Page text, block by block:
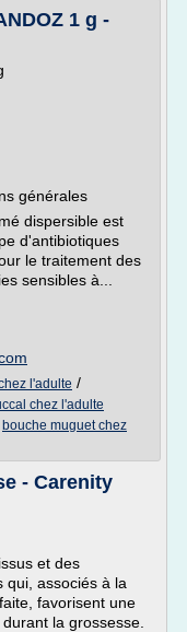
1 g -
générales
dispersible est
d'antibiotiques
le traitement des
sensibles à...
l'adulte /
chez l'adulte
bouche muguet chez
- Carenity
et des
qui, associés à la
favorisent une
la grossesse.